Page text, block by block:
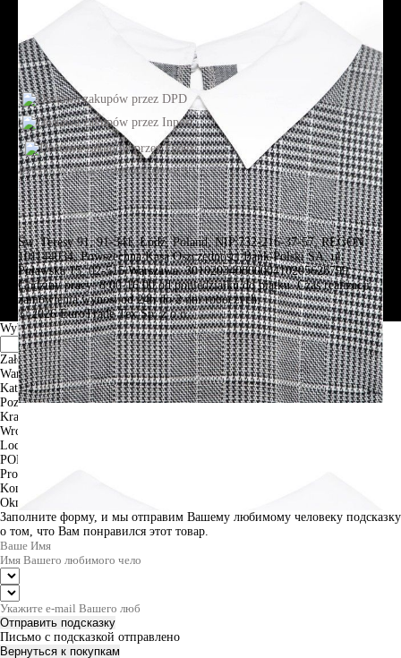
Jesteśmy w sieciach społecznościowych
Św. Teresy 91, 91-341, Łódź, Poland, NIP 732-216-37-57, REGON
101144034, Powszechna Kasa Oszczędności Bank Polski SA, ul.
Puławska 15, 02-515 Warszawa: 30102034080000410205628799.
Godziny pracy: 8:00-16:00 od poniedziałku do piątku. Czas realizacji
zamówienia wynosi od 24h do 2 dni roboczych.
© 2026 EuroTrade Tex Sp. z o.o.
Wybierz miasta
Założenia
Warszawa
Katowice
Poznan
Krakow
Wroclaw
Lodz
PODGLĄD
Produkt w koszyku
Kontynuuj zakupy
Okno informacyjne
Заполните форму, и мы отправим Вашему любимому человеку подсказку
о том, что Вам понравился этот товар.
Отправить подсказку
Письмо с подсказкой отправлено
Вернуться к покупкам